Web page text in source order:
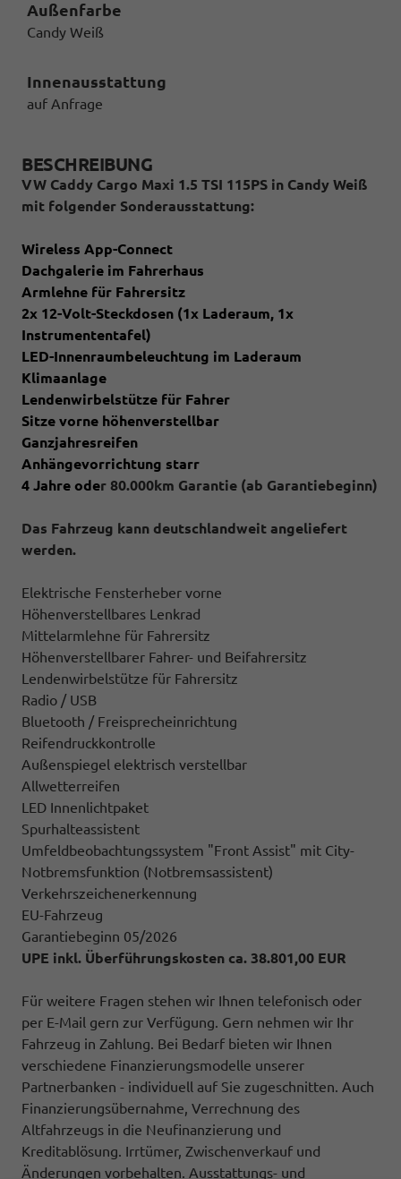
Außenfarbe
Candy Weiß
Innenausstattung
auf Anfrage
BESCHREIBUNG
VW Caddy Cargo Maxi 1.5 TSI 115PS in Candy Weiß
mit folgender Sonderausstattung:
Wireless App-Connect
Dachgalerie im Fahrerhaus
Armlehne für Fahrersitz
2x 12-Volt-Steckdosen (1x Laderaum, 1x
Instrumententafel)
LED-Innenraumbeleuchtung im Laderaum
Klimaanlage
Lendenwirbelstütze für Fahrer
Sitze vorne höhenverstellbar
Ganzjahresreifen
Anhängevorrichtung starr
4 Jahre oder 80.000km Garantie (ab Garantiebeginn)
Das Fahrzeug kann deutschlandweit angeliefert
werden.
Elektrische Fensterheber vorne
Höhenverstellbares Lenkrad
Mittelarmlehne für Fahrersitz
Höhenverstellbarer Fahrer- und Beifahrersitz
Lendenwirbelstütze für Fahrersitz
Radio / USB
Bluetooth / Freisprecheinrichtung
Reifendruckkontrolle
Außenspiegel elektrisch verstellbar
Allwetterreifen
LED Innenlichtpaket
Spurhalteassistent
Umfeldbeobachtungssystem "Front Assist" mit City-
Notbremsfunktion (Notbremsassistent)
Verkehrszeichenerkennung
EU-Fahrzeug
Garantiebeginn 05/2026
UPE inkl. Überführungskosten ca. 38.801,00 EUR
Für weitere Fragen stehen wir Ihnen telefonisch oder
per E-Mail gern zur Verfügung. Gern nehmen wir Ihr
Fahrzeug in Zahlung. Bei Bedarf bieten wir Ihnen
verschiedene Finanzierungsmodelle unserer
Partnerbanken - individuell auf Sie zugeschnitten. Auch
Finanzierungsübernahme, Verrechnung des
Altfahrzeugs in die Neufinanzierung und
Kreditablösung. Irrtümer, Zwischenverkauf und
Änderungen vorbehalten. Ausstattungs- und